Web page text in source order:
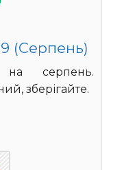
(Серпень)
на серпень.
зберігайте.